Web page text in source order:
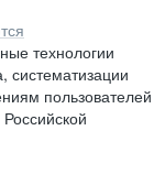
технологии
систематизации
пользователей